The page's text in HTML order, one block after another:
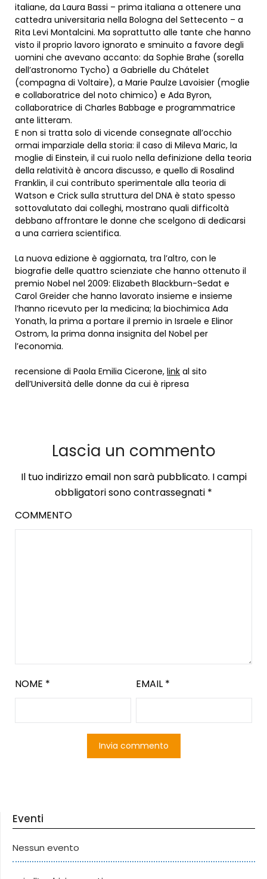
italiane, da Laura Bassi – prima italiana a ottenere una
cattedra universitaria nella Bologna del Settecento – a
Rita Levi Montalcini. Ma soprattutto alle tante che hanno
visto il proprio lavoro ignorato e sminuito a favore degli
uomini che avevano accanto: da Sophie Brahe (sorella
dell’astronomo Tycho) a Gabrielle du Chátelet
(compagna di Voltaire), a Marie Paulze Lavoisier (moglie
e collaboratrice del noto chimico) e Ada Byron,
collaboratrice di Charles Babbage e programmatrice
ante litteram.
E non si tratta solo di vicende consegnate all’occhio
ormai imparziale della storia: il caso di Mileva Maric, la
moglie di Einstein, il cui ruolo nella definizione della teoria
della relatività è ancora discusso, e quello di Rosalind
Franklin, il cui contributo sperimentale alla teoria di
Watson e Crick sulla struttura del DNA è stato spesso
sottovalutato dai colleghi, mostrano quali difficoltà
debbano affrontare le donne che scelgono di dedicarsi
a una carriera scientifica.
La nuova edizione è aggiornata, tra l’altro, con le
biografie delle quattro scienziate che hanno ottenuto il
premio Nobel nel 2009: Elizabeth Blackburn-Sedat e
Carol Greider che hanno lavorato insieme e insieme
l’hanno ricevuto per la medicina; la biochimica Ada
Yonath, la prima a portare il premio in Israele e Elinor
Ostrom, la prima donna insignita del Nobel per
l’economia.
recensione di Paola Emilia Cicerone, link al sito
dell’Università delle donne da cui è ripresa
Lascia un commento
Il tuo indirizzo email non sarà pubblicato. I campi
obbligatori sono contrassegnati *
COMMENTO
NOME * EMAIL *
Eventi
Nessun evento